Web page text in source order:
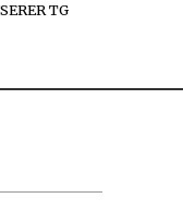
TG